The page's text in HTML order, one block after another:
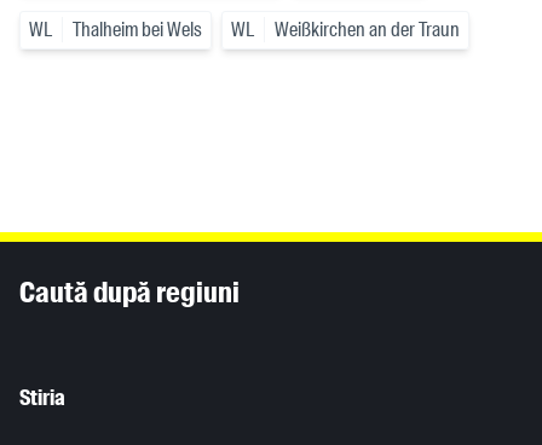
WL Thalheim bei Wels WL Weißkirchen an der Traun
Caută după regiuni
Stiria